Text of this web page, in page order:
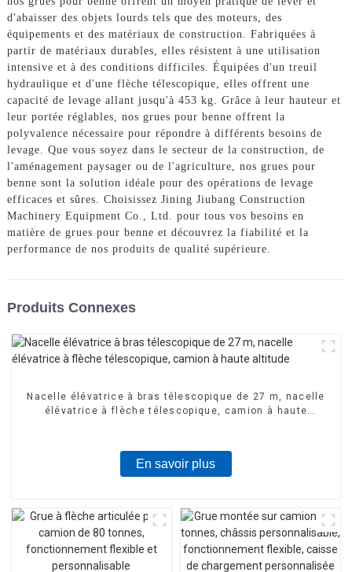
d'abaisser des objets lourds tels que des moteurs, des
équipements et des matériaux de construction. Fabriquées à
partir de matériaux durables, elles résistent à une utilisation
intensive et à des conditions difficiles. Équipées d'un treuil
hydraulique et d'une flèche télescopique, elles offrent une
capacité de levage allant jusqu'à 453 kg. Grâce à leur hauteur et
leur portée réglables, nos grues pour benne offrent la
polyvalence nécessaire pour répondre à différents besoins de
levage. Que vous soyez dans le secteur de la construction, de
l'aménagement paysager ou de l'agriculture, nos grues pour
benne sont la solution idéale pour des opérations de levage
efficaces et sûres. Choisissez Jining Jiubang Construction
Machinery Equipment Co., Ltd. pour tous vos besoins en
matière de grues pour benne et découvrez la fiabilité et la
performance de nos produits de qualité supérieure.
Produits Connexes
Nacelle élévatrice à bras télescopique de 27 m, nacelle
élévatrice à flèche télescopique, camion à haute
En savoir plus